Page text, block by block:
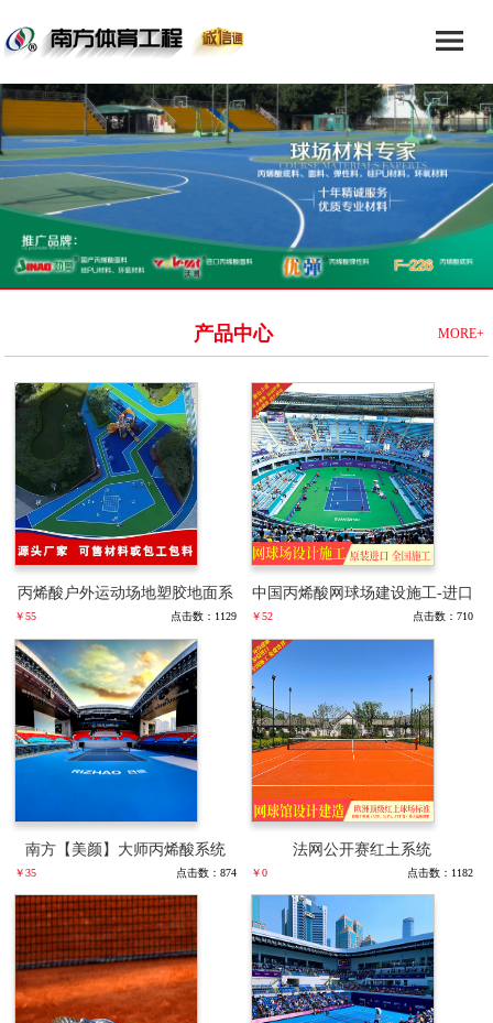
MORE+
产品中心
丙烯酸户外运动场地塑胶地面系
统/材料销售/工程施工与设计
￥55 点击数：1129
中国丙烯酸网球场建设施工-进口
丙烯酸网球场材料厂家
￥52 点击数：710
南方【美颜】大师丙烯酸系统
￥35 点击数：874
法网公开赛红土系统
￥0 点击数：1182